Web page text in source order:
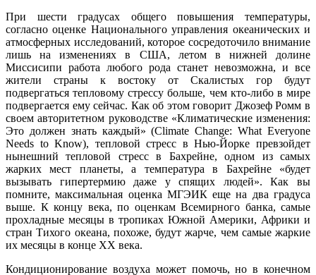
При шести градусах общего повышения температуры,
согласно оценке Национального управления океанических и
атмосферных исследований, которое сосредоточило внимание
лишь на изменениях в США, летом в нижней долине
Миссисипи работа любого рода станет невозможна, и все
жители страны к востоку от Скалистых гор будут
подвергаться тепловому стрессу больше, чем кто-либо в мире
подвергается ему сейчас. Как об этом говорит Джозеф Ромм в
своем авторитетном руководстве «Климатические изменения:
Это должен знать каждый» (Climate Change: What Everyone
Needs to Know), тепловой стресс в Нью-Йорке превзойдет
нынешний тепловой стресс в Бахрейне, одном из самых
жарких мест планеты, а температура в Бахрейне «будет
вызывать гипертермию даже у спящих людей». Как вы
помните, максимальная оценка МГЭИК еще на два градуса
выше. К концу века, по оценкам Всемирного банка, самые
прохладные месяцы в тропиках Южной Америки, Африки и
стран Тихого океана, похоже, будут жарче, чем самые жаркие
их месяцы в конце XX века.
Кондиционирование воздуха может помочь, но в конечном